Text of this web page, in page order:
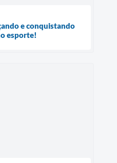
e conquistando
esporte!